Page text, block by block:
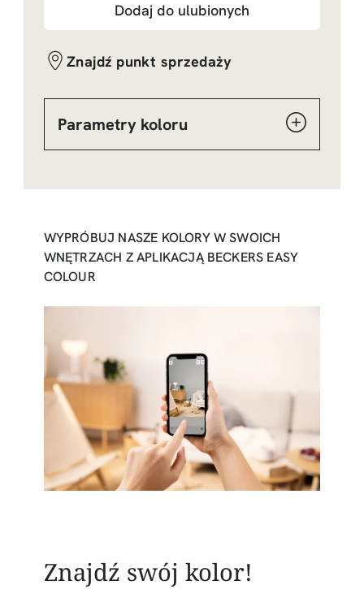
Dodaj do ulubionych
Znajdź punkt sprzedaży
Parametry koloru
WYPRÓBUJ NASZE KOLORY W SWOICH
WNĘTRZACH Z APLIKACJĄ BECKERS EASY
COLOUR
Znajdź swój kolor!